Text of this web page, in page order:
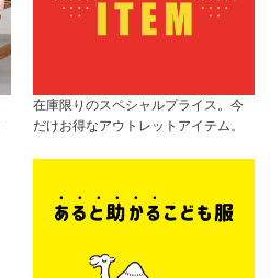
在庫限りのスペシャルプライス。今
だけお得なアウトレットアイテム。